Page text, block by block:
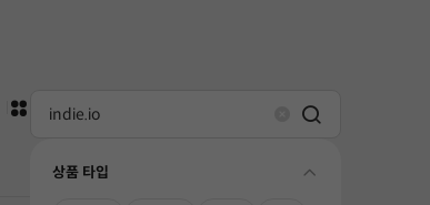
카드형 ClearSearch
상품 타입 folding